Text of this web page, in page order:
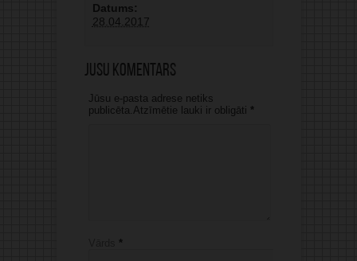
Datums:
28.04.2017
Jūsu komentārs
Jūsu e-pasta adrese netiks
publicēta.Atzīmētie lauki ir obligāti *
*